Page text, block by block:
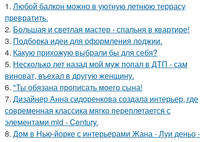
1. Любой балкон можно в уютную летнюю террасу
превратить.
2. Большая и светлая мастер - спальня в квартире!
3. Подборка идеи для оформления лоджии.
4. Какую прихожую выбрали бы для себя?
5. Несколько лет назад мой муж попал в ДТП - сам
виноват, въехал в другую женщину.
6. "Ты обязана прописать моего сына!
7. Дизайнер Анна сидоренкова создала интерьер, где
современная классика мягко переплетается с
элементами mid - Century.
8. Дом в Нью-йорке с интерьерами Жана - Луи деньо -